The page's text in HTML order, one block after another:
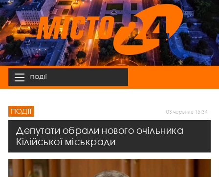
ПОДІЇ
ПОДІЇ 03 червня в 15:34
Депутати обрали нового очільника
Кілійської міськради